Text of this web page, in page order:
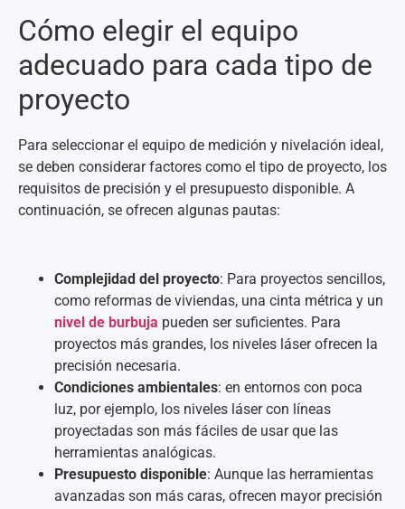
Cómo elegir el equipo
adecuado para cada tipo de
proyecto
Para seleccionar el equipo de medición y nivelación ideal,
se deben considerar factores como el tipo de proyecto, los
requisitos de precisión y el presupuesto disponible. A
continuación, se ofrecen algunas pautas:
Complejidad del proyecto: Para proyectos sencillos,
como reformas de viviendas, una cinta métrica y un
nivel de burbuja pueden ser suficientes. Para
proyectos más grandes, los niveles láser ofrecen la
precisión necesaria.
Condiciones ambientales: en entornos con poca
luz, por ejemplo, los niveles láser con líneas
proyectadas son más fáciles de usar que las
herramientas analógicas.
Presupuesto disponible: Aunque las herramientas
avanzadas son más caras, ofrecen mayor precisión